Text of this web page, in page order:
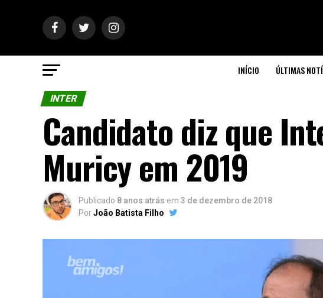
INÍCIO ÚLTIMAS
INTER
Candidato diz que
Muricy em 2019
Publicado 8 anos atrás em 3 de dezembro de 2018
PorJoão Batista Filho